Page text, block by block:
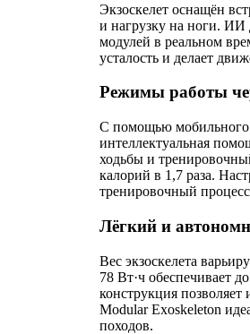
Экзоскелет оснащён
и нагрузку на ноги. ИИ
модулей в реальном
усталость и делает
Режимы работы
С помощью мобильного
интеллектуальная
ходьбы и
калорий в 1,7 раза.
тренировочный
Лёгкий и
Вес экзоскелета
78 Вт·ч обеспечивает
конструкция
Modular Exoskeleton
походов.